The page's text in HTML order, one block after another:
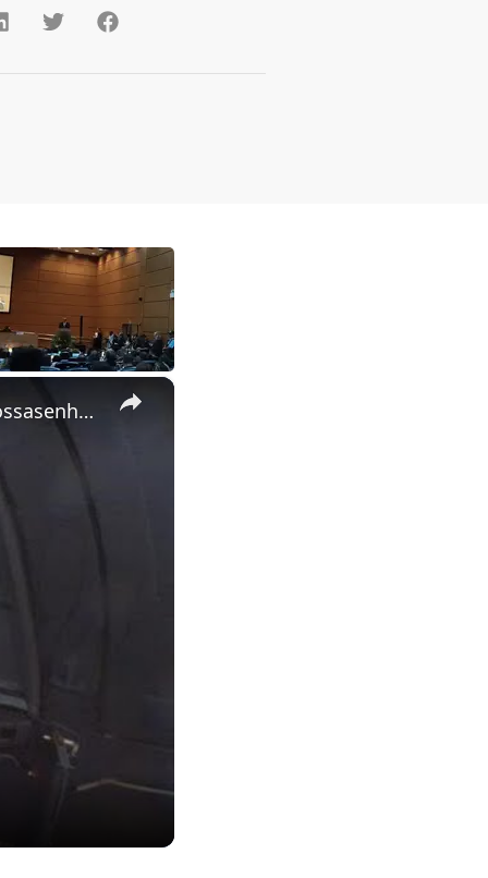
×
Oração do Santo Teço pelo Rio Grande do Sul #riograndesul #nossasenhora